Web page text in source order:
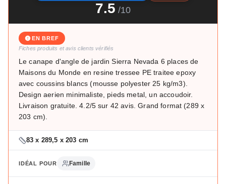
7.5 /10
EN BREF
Fiches produits et avis clients vérifiés
Le canape d'angle de jardin Sierra Nevada 6 places de
Maisons du Monde en resine tressee PE traitee epoxy
avec coussins blancs (mousse polyester 25 kg/m3).
Design aerien minimaliste, pieds metal, un accoudoir.
Livraison gratuite. 4.2/5 sur 42 avis. Grand format (289 x
203 cm).
83 x 289,5 x 203 cm
IDÉAL POUR Famille